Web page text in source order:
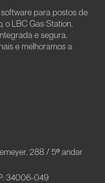
para postos de
o LBC Gas Station,
e segura.
e melhoramos a
288 / 5º andar
34006-049